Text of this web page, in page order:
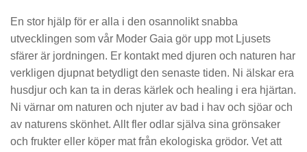
En stor hjälp för er alla i den osannolikt snabba
utvecklingen som vår Moder Gaia gör upp mot Ljusets
sfärer är jordningen. Er kontakt med djuren och naturen har
verkligen djupnat betydligt den senaste tiden. Ni älskar era
husdjur och kan ta in deras kärlek och healing i era hjärtan.
Ni värnar om naturen och njuter av bad i hav och sjöar och
av naturens skönhet. Allt fler odlar själva sina grönsaker
och frukter eller köper mat från ekologiska grödor. Vet att